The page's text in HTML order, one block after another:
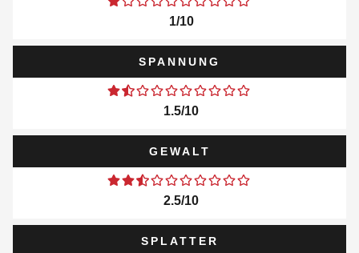
1/10
SPANNUNG
1.5/10
GEWALT
2.5/10
SPLATTER